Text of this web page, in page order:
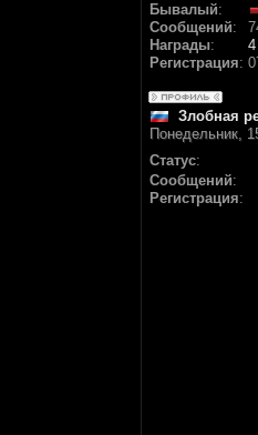
Бывалый:
Сообщений:
Награды:
4
Регистрация:
Злобная
Понедельник,
Статус:
Сообщений:
Регистрация: